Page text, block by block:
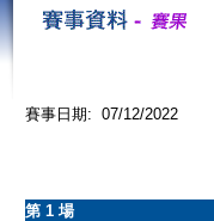
賽事日期: 07/12/2022
第 1 場